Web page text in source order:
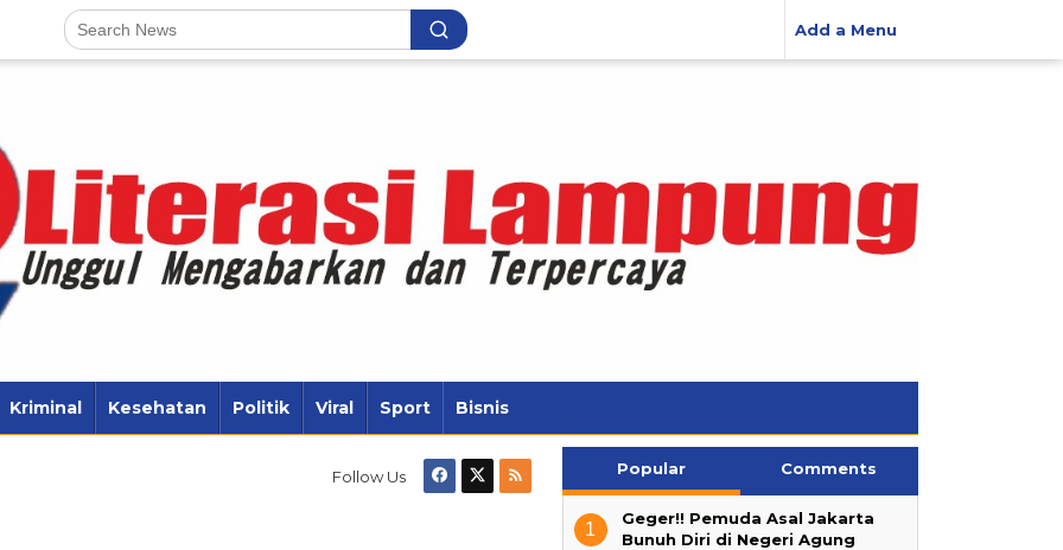
Add a Menu
Kriminal Kesehatan Politik Viral Sport Bisnis
Follow Us Popular Comments
1
Geger!! Pemuda Asal Jakarta
Bunuh Diri di Negeri Agung